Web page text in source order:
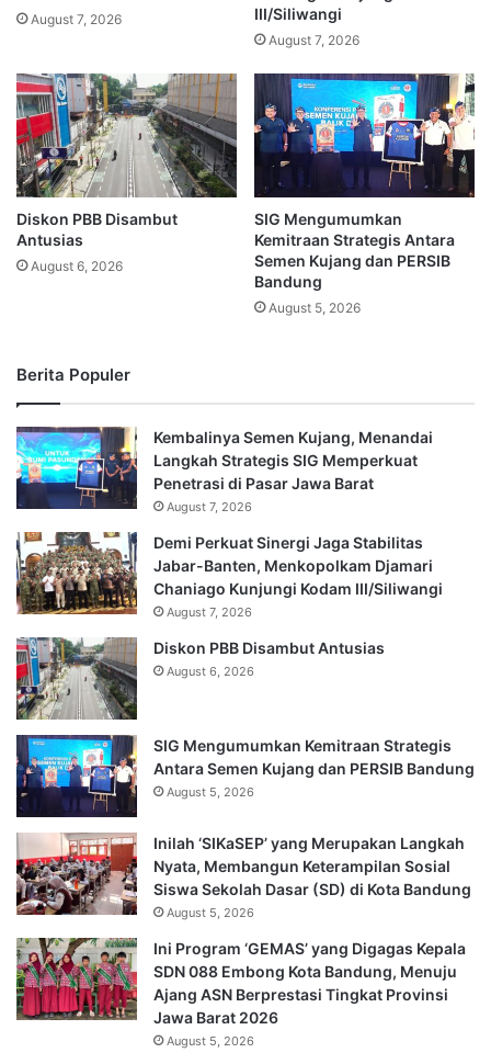
August 7, 2026
III/Siliwangi
August 7, 2026
Diskon PBB Disambut
Antusias
August 6, 2026
SIG Mengumumkan
Kemitraan Strategis Antara
Semen Kujang dan PERSIB
Bandung
August 5, 2026
Berita Populer
Kembalinya Semen Kujang, Menandai
Langkah Strategis SIG Memperkuat
Penetrasi di Pasar Jawa Barat
August 7, 2026
Demi Perkuat Sinergi Jaga Stabilitas
Jabar-Banten, Menkopolkam Djamari
Chaniago Kunjungi Kodam III/Siliwangi
August 7, 2026
Diskon PBB Disambut Antusias
August 6, 2026
SIG Mengumumkan Kemitraan Strategis
Antara Semen Kujang dan PERSIB Bandung
August 5, 2026
Inilah ‘SIKaSEP’ yang Merupakan Langkah
Nyata, Membangun Keterampilan Sosial
Siswa Sekolah Dasar (SD) di Kota Bandung
August 5, 2026
Ini Program ‘GEMAS’ yang Digagas Kepala
SDN 088 Embong Kota Bandung, Menuju
Ajang ASN Berprestasi Tingkat Provinsi
Jawa Barat 2026
August 5, 2026